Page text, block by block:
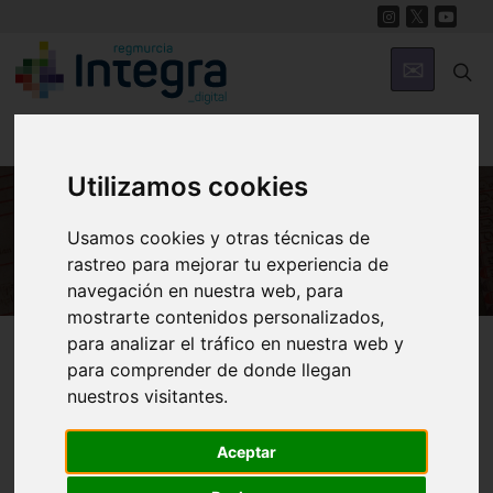
Utilizamos cookies
Usamos cookies y otras técnicas de
rastreo para mejorar tu experiencia de
navegación en nuestra web, para
mostrarte contenidos personalizados,
para analizar el tráfico en nuestra web y
para comprender de donde llegan
nuestros visitantes.
Aceptar
HISTORIA
Región de Murcia Digital Historia Archivos